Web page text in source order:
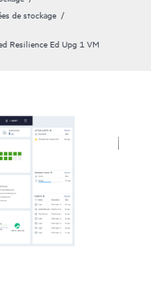
de stockage
Resilience Ed Upg 1 VM